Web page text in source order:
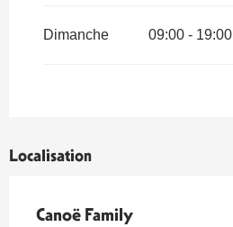
Dimanche 09:00 - 19:00
Localisation
Canoë Family